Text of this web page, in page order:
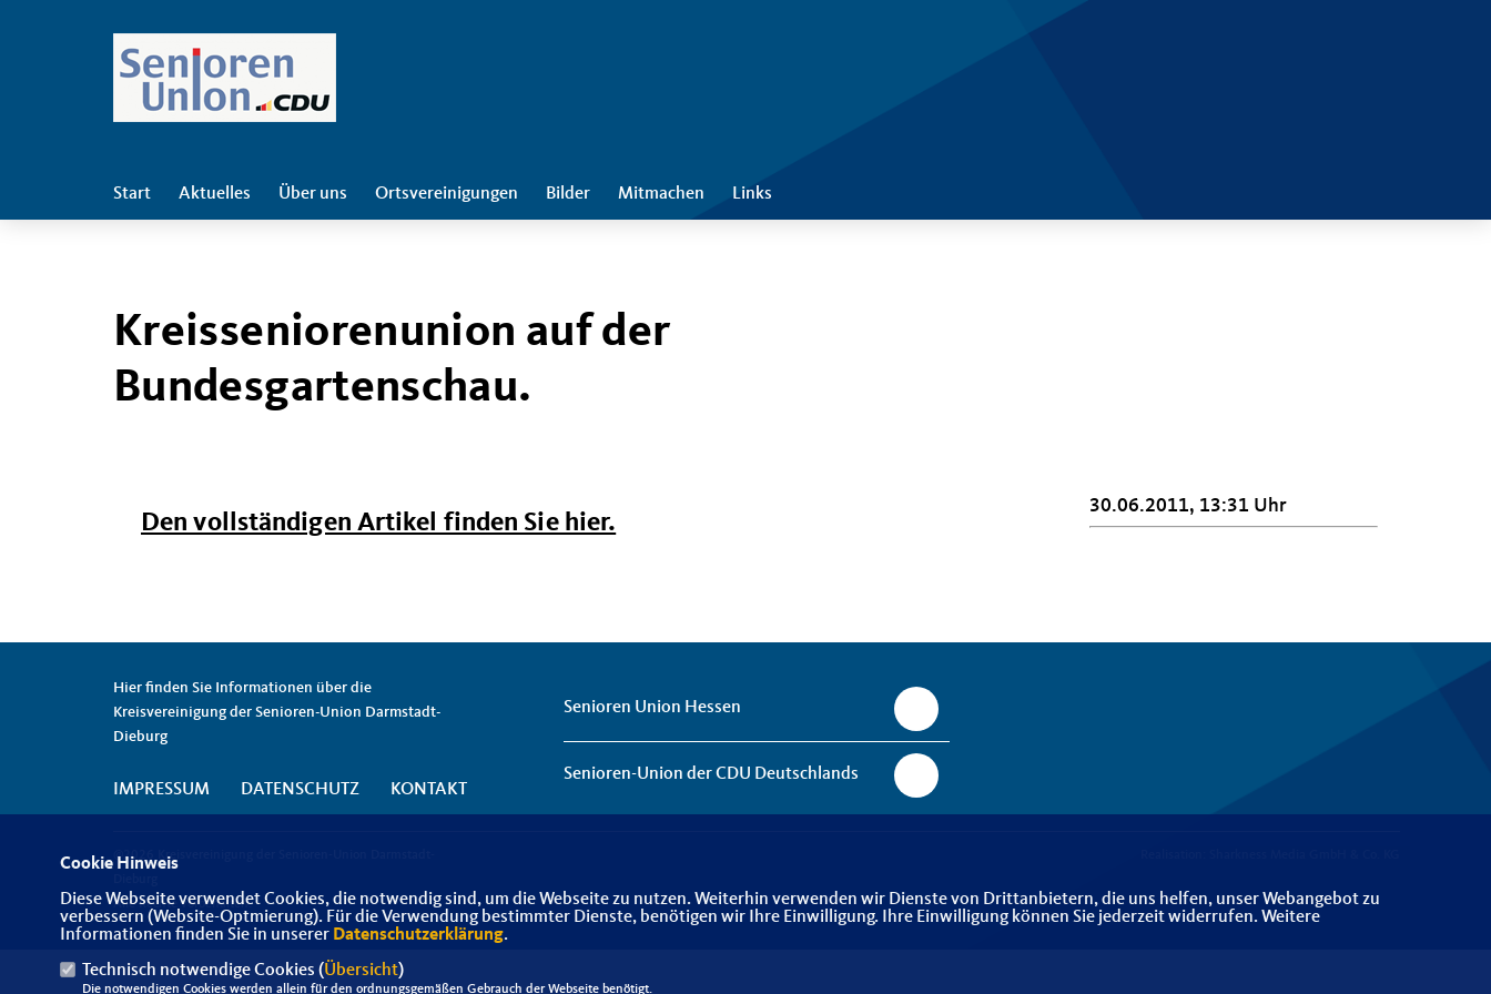
Start Aktuelles Über uns Ortsvereinigungen Bilder Mitmachen Links
Kreisseniorenunion auf der
Bundesgartenschau.
Den vollständigen Artikel finden Sie hier.
30.06.2011, 13:31 Uhr
Hier finden Sie Informationen über die
Kreisvereinigung der Senioren-Union Darmstadt-
Dieburg
IMPRESSUM DATENSCHUTZ KONTAKT
Senioren Union Hessen
Senioren-Union der CDU Deutschlands
@2026 Kreisvereinigung der Senioren-Union Darmstadt-
Alle Rechte vorbehalten.
Cookie Hinweis
Diese Webseite verwendet Cookies, die notwendig sind, um die Webseite zu nutzen. Weiterhin verwenden wir Dienste von Drittanbietern, die uns helfen, unser Webangebot zu
verbessern (Website-Optmierung). Für die Verwendung bestimmter Dienste, benötigen wir Ihre Einwilligung. Ihre Einwilligung können Sie jederzeit widerrufen. Weitere
Informationen finden Sie in unserer Datenschutzerklärung.
Technisch notwendige Cookies (Übersicht)
Die notwendigen Cookies werden allein für den ordnungsgemäßen Gebrauch der Webseite benötigt.